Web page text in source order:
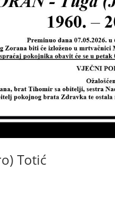
Totić